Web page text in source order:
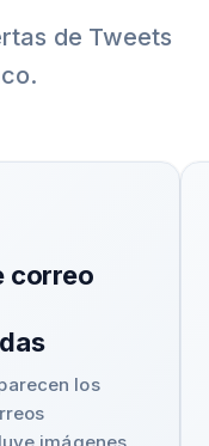
de Tweets
correo
los